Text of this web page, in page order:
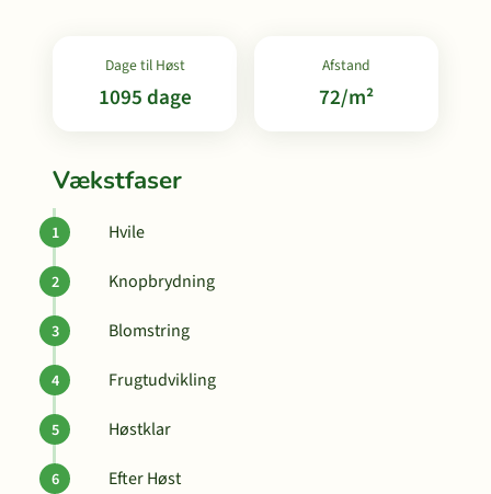
Dage til Høst
1095 dage
Afstand
72/m²
Vækstfaser
Hvile
Knopbrydning
Blomstring
Frugtudvikling
Høstklar
Efter Høst